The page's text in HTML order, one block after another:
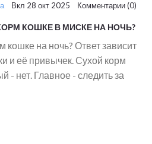
Вкл 28 окт 2025 Комментарии (0)
КОШКЕ В МИСКЕ НА НОЧЬ?
кошке на ночь? Ответ зависит
и её привычек. Сухой корм
- нет. Главное - следить за